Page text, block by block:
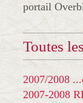
portail
Toutes
2007/2008
2007-2008